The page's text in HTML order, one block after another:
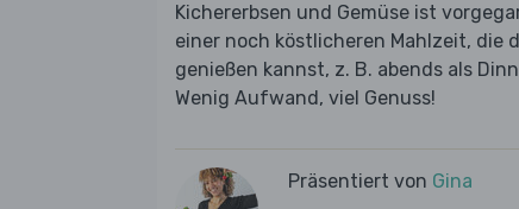
Kichererbsen und Gemüse ist
einer noch köstlicheren Mahlzeit, die
genießen kannst, z. B. abends als
Wenig Aufwand, viel Genuss!
Präsentiert von Gina